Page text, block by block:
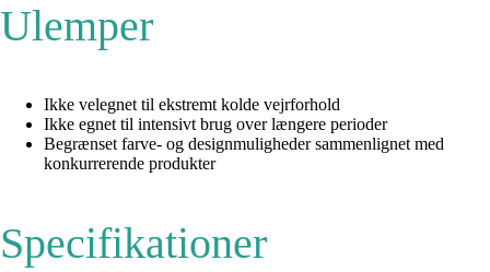
Ulemper
Ikke velegnet til ekstremt kolde vejrforhold
Ikke egnet til intensivt brug over længere perioder
Begrænset farve- og designmuligheder sammenlignet med
konkurrerende produkter
Specifikationer